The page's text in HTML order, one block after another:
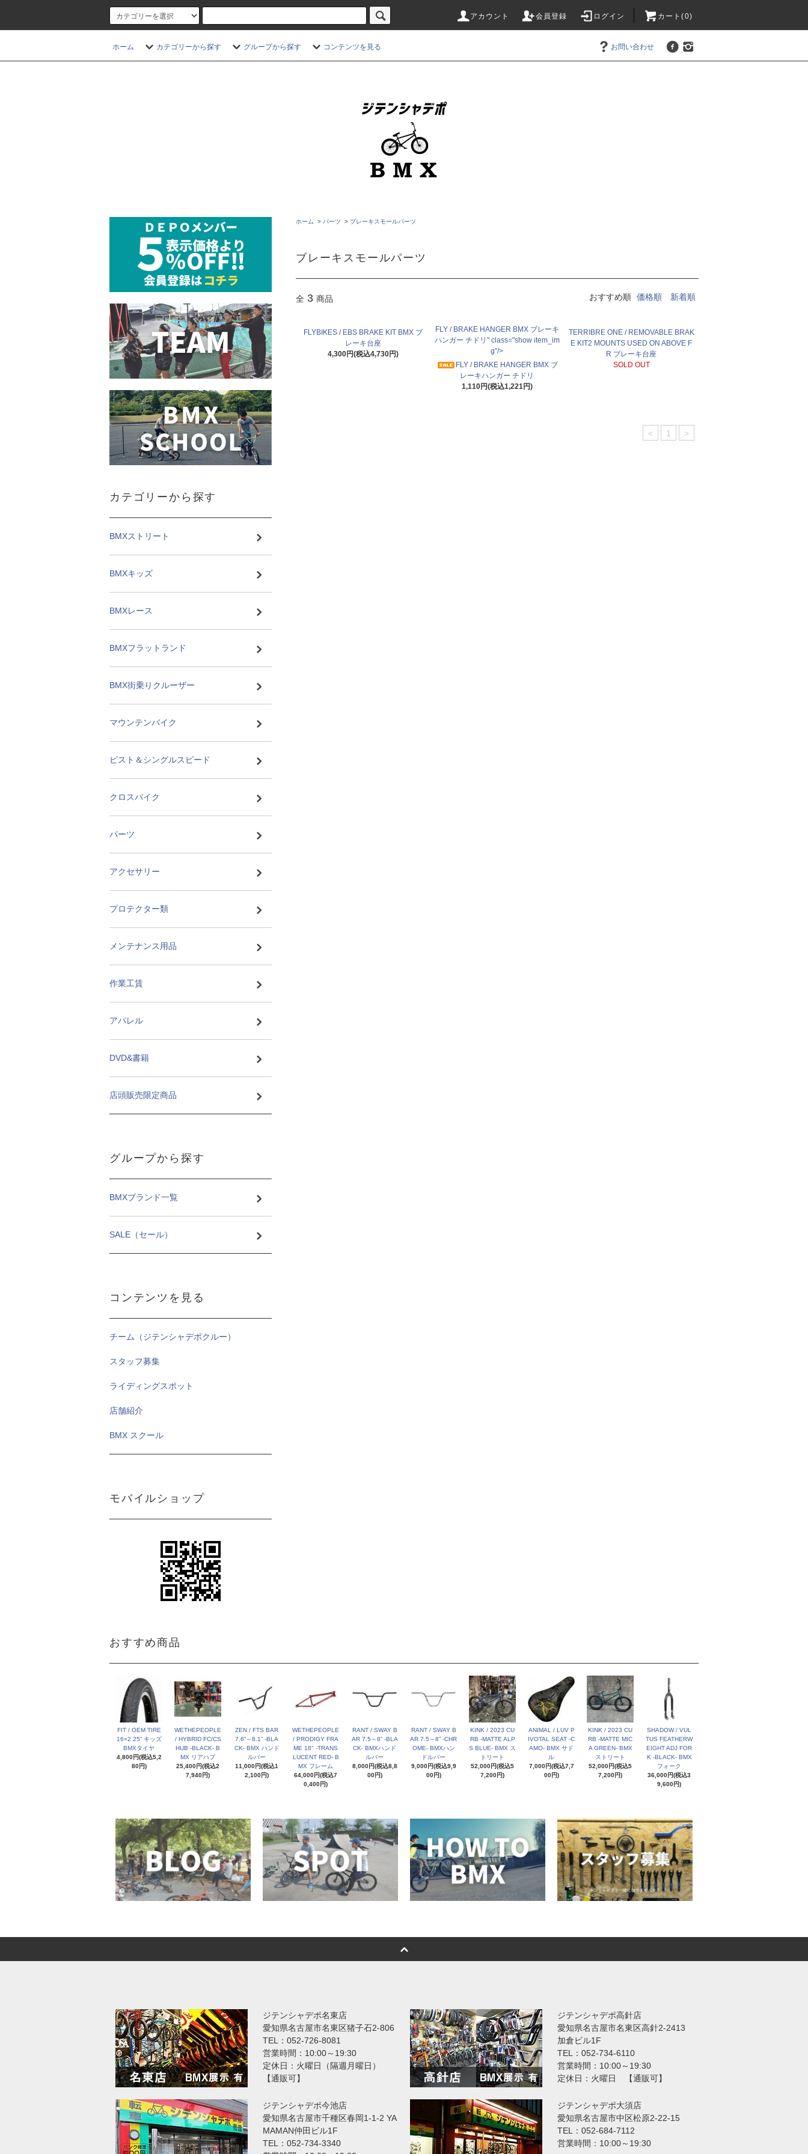
アカウント 会員登録 ログイン カート(0)
ホーム カテゴリーから探す グループから探す コンテンツを見る お問い合わせ
ホーム > パーツ > ブレーキスモールパーツ
ブレーキスモールパーツ
全 3 商品 おすすめ順 価格順 新着順
FLYBIKES / EBS BRAKE KIT BMX ブ
レーキ台座
4,300円(税込4,730円)
FLY / BRAKE HANGER BMX ブレーキ
ハンガー チドリ" class="show item_im
g"/>
FLY / BRAKE HANGER BMX ブ
レーキハンガー チドリ
1,110円(税込1,221円)
TERRIBRE ONE / REMOVABLE BRAK
E KIT2 MOUNTS USED ON ABOVE F
R ブレーキ台座
SOLD OUT
< 1 >
カテゴリーから探す
BMXストリート
BMXキッズ
BMXレース
BMXフラットランド
BMX街乗りクルーザー
マウンテンバイク
ピスト＆シングルスピード
クロスバイク
パーツ
アクセサリー
プロテクター類
メンテナンス用品
作業工賃
アパレル
DVD&書籍
店頭販売限定商品
グループから探す
BMXブランド一覧
SALE（セール）
コンテンツを見る
チーム（ジテンシャデポクルー）
スタッフ募集
ライディングスポット
店舗紹介
BMX スクール
モバイルショップ
おすすめ商品
FIT / OEM TIRE
16×2.25” キッズ
BMXタイヤ
4,800円(税込5,2
80円)
WETHEPEOPLE
/ HYBRID FC/CS
HUB -BLACK- B
MX リアハブ
25,400円(税込2
7,940円)
ZEN / FTS BAR
7.6”～8.1” -BLA
CK- BMX ハンド
ルバー
11,000円(税込1
2,100円)
WETHEPEOPLE
/ PRODIGY FRA
ME 18" -TRANS
LUCENT RED- B
MX フレーム
64,000円(税込7
0,400円)
RANT / SWAY B
AR 7.5～8” -BLA
CK- BMXハンド
ルバー
8,000円(税込8,8
00円)
RANT / SWAY B
AR 7.5～8” -CHR
OME- BMXハン
ドルバー
9,000円(税込9,9
00円)
KINK / 2023 CU
RB -MATTE ALP
S BLUE- BMX ス
トリート
52,000円(税込5
7,200円)
ANIMAL / LUV P
IVOTAL SEAT -C
AMO- BMX サド
ル
7,000円(税込7,7
00円)
KINK / 2023 CU
RB -MATTE MIC
A GREEN- BMX
ストリート
52,000円(税込5
7,200円)
SHADOW / VUL
TUS FEATHERW
EIGHT ADJ FOR
K -BLACK- BMX
フォーク
36,000円(税込3
9,600円)
ジテンシャデポ名東店
愛知県名古屋市名東区猪子石2-806
TEL：052-726-8081
営業時間：10:00～19:30
定休日：火曜日（隔週月曜日）
【通販可】
ジテンシャデポ高針店
愛知県名古屋市名東区高針2-2413
加倉ビル1F
TEL：052-734-6110
営業時間：10:00～19:30
定休日：火曜日 【通販可】
ジテンシャデポ今池店
愛知県名古屋市千種区春岡1-1-2 YA
MAMAN仲田ビル1F
TEL：052-734-3340
ジテンシャデポ大須店
愛知県名古屋市中区松原2-22-15
TEL：052-684-7112
営業時間：10:00～19:30